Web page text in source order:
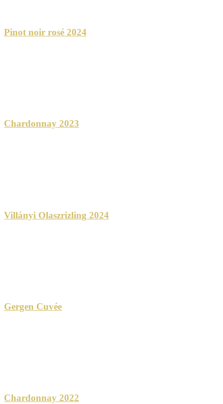
Pinot noir rosé 2024
Chardonnay 2023
Villányi Olaszrizling 2024
Gergen Cuvée
Chardonnay 2022